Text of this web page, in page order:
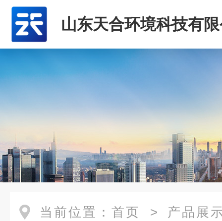
山东天合环境科技有
当前位置： 首页 > 产品展